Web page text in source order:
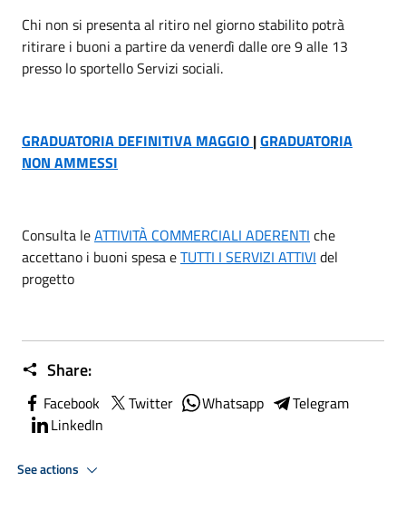
Chi non si presenta al ritiro nel giorno stabilito potrà
ritirare i buoni a partire da venerdì dalle ore 9 alle 13
presso lo sportello Servizi sociali.
GRADUATORIA DEFINITIVA MAGGIO |GRADUATORIA
NON AMMESSI
Consulta leATTIVITÀ COMMERCIALI ADERENTI che
accettano i buoni spesa eTUTTI I SERVIZI ATTIVI del
progetto
Share:
Facebook Twitter Whatsapp
Telegram
LinkedIn
See actions